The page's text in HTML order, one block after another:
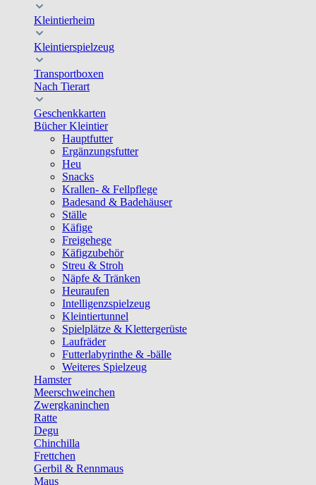
Kleintierheim
Kleintierspielzeug
Transportboxen
Nach Tierart
Geschenkkarten
Bücher Kleintier
Hauptfutter
Ergänzungsfutter
Heu
Snacks
Krallen- & Fellpflege
Badesand & Badehäuser
Ställe
Käfige
Freigehege
Käfigzubehör
Streu & Stroh
Näpfe & Tränken
Heuraufen
Intelligenzspielzeug
Kleintiertunnel
Spielplätze & Klettergerüste
Laufräder
Futterlabyrinthe & -bälle
Weiteres Spielzeug
Hamster
Meerschweinchen
Zwergkaninchen
Ratte
Degu
Chinchilla
Frettchen
Gerbil & Rennmaus
Maus